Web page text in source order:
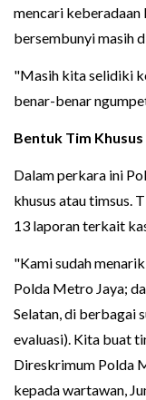
mencari keberadaan
bersembunyi masih
"Masih kita selidiki
benar-benar
Bentuk Tim Khusus
Dalam perkara ini
khusus atau timsus.
13 laporan terkait
"Kami sudah
Polda Metro Jaya;
Selatan, di berbagai
evaluasi). Kita buat
Direskrimum Polda
kepada wartawan,